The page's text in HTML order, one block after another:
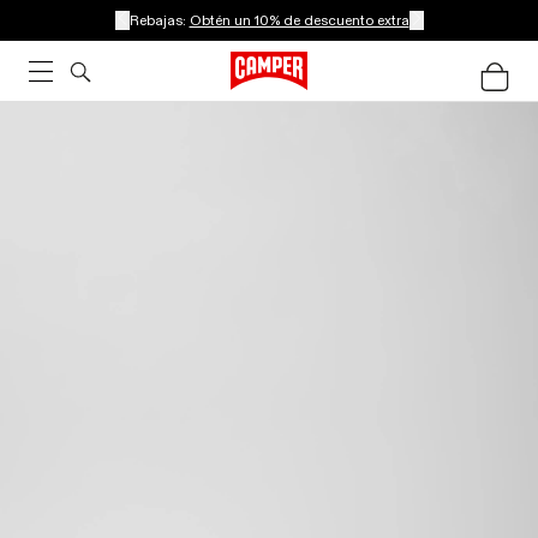
Rebajas: Obtén un 10% de descuento extra